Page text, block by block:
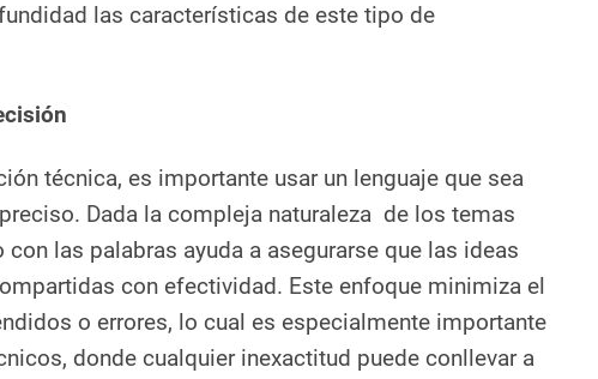
las características de este tipo de
técnica, es importante usar un lenguaje que sea
Dada la compleja naturaleza de los temas
las palabras ayuda a asegurarse que las ideas
con efectividad. Este enfoque minimiza el
o errores, lo cual es especialmente importante
donde cualquier inexactitud puede conllevar a